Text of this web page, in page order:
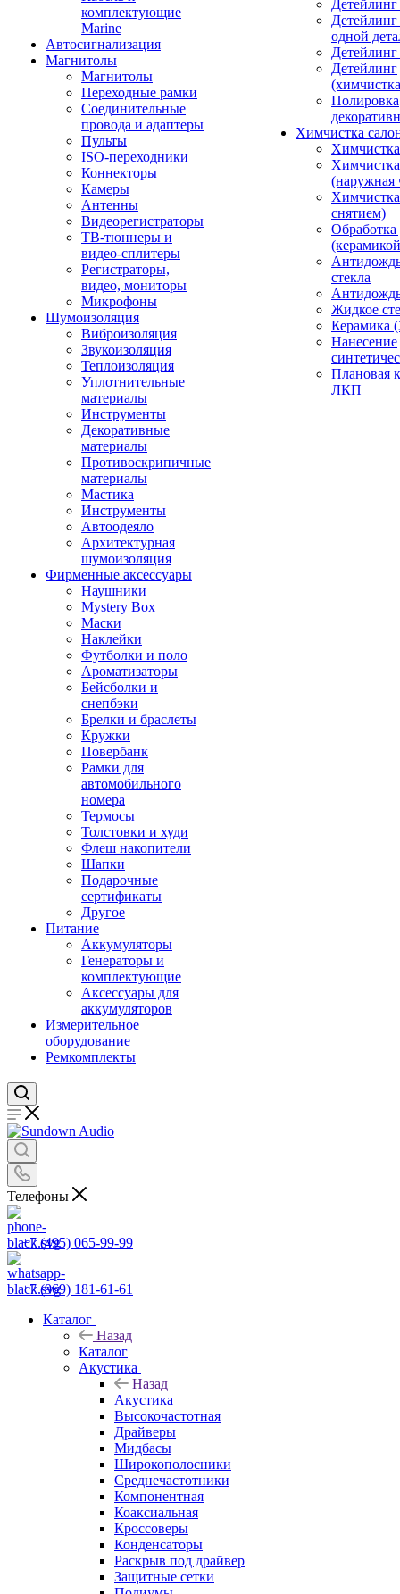
комплектующие
Marine
Автосигнализация
Магнитолы
Магнитолы
Переходные рамки
Соединительные
провода и адаптеры
Пульты
ISO-переходники
Коннекторы
Камеры
Антенны
Видеорегистраторы
ТВ-тюннеры и
видео-сплитеры
Регистраторы,
видео, мониторы
Микрофоны
Шумоизоляция
Виброизоляция
Звукоизоляция
Теплоизоляция
Уплотнительные
материалы
Инструменты
Декоративные
материалы
Противоскрипичные
материалы
Мастика
Инструменты
Автоодеяло
Архитектурная
шумоизоляция
Фирменные аксессуары
Наушники
Mystery Box
Маски
Наклейки
Футболки и поло
Ароматизаторы
Бейсболки и
снепбэки
Брелки и браслеты
Кружки
Повербанк
Рамки для
автомобильного
номера
Термосы
Толстовки и худи
Флеш накопители
Шапки
Подарочные
сертификаты
Другое
Питание
Аккумуляторы
Генераторы и
комплектующие
Аксессуары для
аккумуляторов
Измерительное
оборудование
Ремкомплекты
одной
Детейлинг
Полировка
Химчистка
(наружная
снятием)
Обработка
стекла
Жидкое
Керамика
Нанесение
Плановая
ЛКП
Телефоны
+7 (495) 065-99-99
+7 (969) 181-61-61
Каталог
Назад
Каталог
Акустика
Назад
Акустика
Высокочастотная
Драйверы
Мидбасы
Широкополосники
Среднечастотники
Компонентная
Коаксиальная
Кроссоверы
Конденсаторы
Раскрыв под драйвер
Защитные сетки